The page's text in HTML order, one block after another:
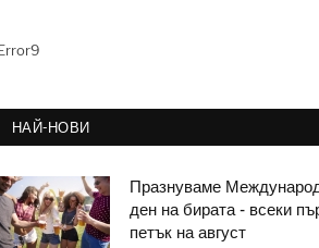
НАЙ-НОВИ
Празнуваме
ден на бирата - всеки
петък на август